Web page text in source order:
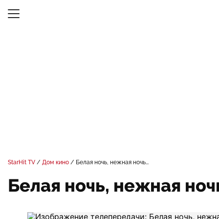
StarHit TV Дом кино Белая ночь, нежная ночь...
Белая ночь, нежная